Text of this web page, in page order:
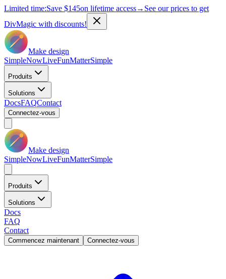
Limited time:Save $145on lifetime access→ See our prices to get
DivMagic with discounts!
Make design
SimpleNowLiveFunMatterSimple
Produits
Solutions
DocsFAQContact
Connectez-vous
Make design
SimpleNowLiveFunMatterSimple
Produits
Solutions
Docs
FAQ
Contact
Commencez maintenant Connectez-vous